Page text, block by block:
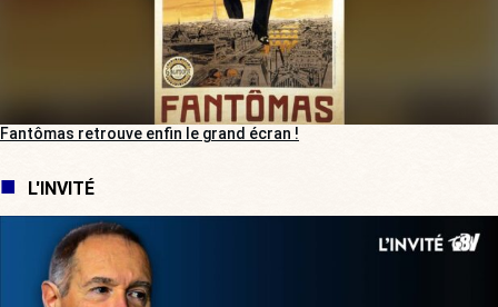
Fantômas retrouve enfin le grand écran !
L'INVITÉ